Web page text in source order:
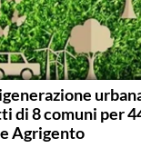
di 8 comuni per
Agrigento